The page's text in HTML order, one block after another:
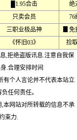
█1.95合击
绝
只卖会员
76
三职业极品神
▊
《怀旧03》
捡
,拒绝盗版讯息.注意自我保
.合理安排时间
有个人言论并不代表本站立
任何责任。
本网站对所转载的信息不承
束力.